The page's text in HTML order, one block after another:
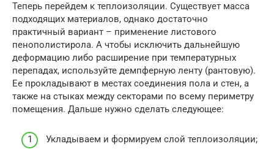
Теперь перейдем к теплоизоляции. Существует масса
подходящих материалов, однако достаточно
практичный вариант – применение листового
пенополистирола. А чтобы исключить дальнейшую
деформацию либо расширение при температурных
перепадах, используйте демпферную ленту (рантовую).
Ее прокладывают в местах соединения пола и стен, а
также на стыках между секторами по всему периметру
помещения. Дальше нужно сделать следующее:
Укладываем и формируем слой теплоизоляции;